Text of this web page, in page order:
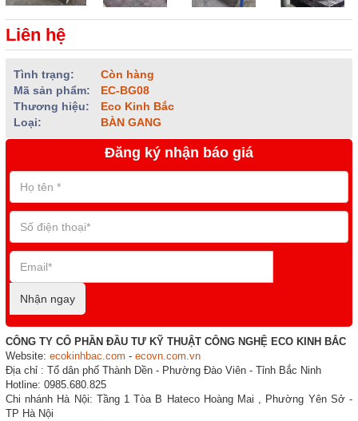
Liên hệ
Tình trạng:
Còn hàng
Mã sản phẩm:
EC-BG08
Thương hiệu:
Eco Kinh Bắc
Loại:
BÀN GANG
Đăng ký nhận báo giá
Nhận ngay
CÔNG TY CỔ PHẦN ĐẦU TƯ KỸ THUẬT CÔNG NGHỆ ECO KINH BẮC
Website: ecokinhbac.com - ecovn.com.vn
Địa chỉ : Tổ dân phố Thành Dền - Phường Đào Viên - Tỉnh Bắc Ninh
Hotline: 0985.680.825
Chi nhánh Hà Nội: Tầng 1 Tòa B Hateco Hoàng Mai , Phường Yên Sở -
TP Hà Nội